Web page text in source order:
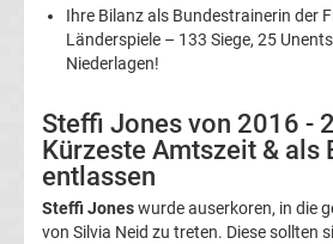
Übersicht
Bundesliga
Tabelle
Ihre Bilanz als Bundestrainerin der
Länderspiele – 133 Siege, 25
Niederlagen!
Steffi Jones von 2016 -
Kürzeste Amtszeit & als
entlassen
Steffi Joneswurde auserkoren, in die
von Silvia Neid zu treten. Diese sollten